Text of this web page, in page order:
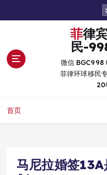
菲律宾环球移
民-
微信 BGC998
菲律环球移民
20
首页
马尼拉婚签